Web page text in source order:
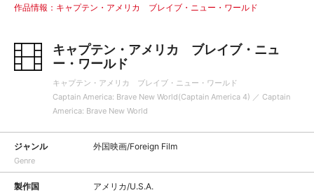
作品情報：キャプテン・アメリカ ブレイブ・ニュー・ワールド
キャプテン・アメリカ ブレイブ・ニュ
ー・ワールド
キャプテン・アメリカ ブレイブ・ニュー・ワールド
Captain America: Brave New World(Captain America 4) ／ Captain
America: Brave New World
ジャンル
Genre
外国映画/Foreign Film
製作国 アメリカ/U.S.A.